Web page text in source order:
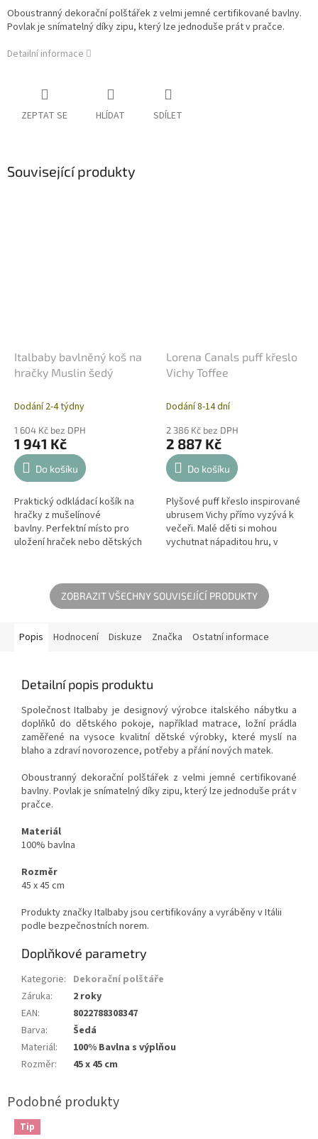
Oboustranný dekorační polštářek z velmi jemné certifikované bavlny.
Povlak je snímatelný díky zipu, který lze jednoduše prát v pračce.
Detailní informace
ZEPTAT SE HLÍDAT SDÍLET
Související produkty
Italbaby bavlněný koš na
hračky Muslin šedý
Dodání 2-4 týdny
1 604 Kč bez DPH
1 941 Kč
Do košíku
Praktický odkládací košík na
hračky z mušelínové
bavlny. Perfektní místo pro
uložení hraček nebo dětských
Lorena Canals puff křeslo
Vichy Toffee
Dodání 8-14 dní
2 386 Kč bez DPH
2 887 Kč
Do košíku
Plyšové puff křeslo inspirované
ubrusem Vichy přímo vyzývá k
večeři. Malé děti si mohou
vychutnat nápaditou hru, v
doplňkem...
ZOBRAZIT VŠECHNY SOUVISEJÍCÍ PRODUKTY
Popis Hodnocení Diskuze Značka Ostatní informace
Detailní popis produktu
Společnost Italbaby je designový výrobce italského nábytku a
doplňků do dětského pokoje, například matrace, ložní prádla
zaměřené na vysoce kvalitní dětské výrobky, které myslí na
blaho a zdraví novorozence, potřeby a přání nových matek.
Oboustranný dekorační polštářek z velmi jemné certifikované
bavlny. Povlak je snímatelný díky zipu, který lze jednoduše prát v
pračce.
Materiál
100% bavlna
Rozměr
45 x 45 cm
Produkty značky Italbaby jsou certifikovány a vyráběny v Itálii
podle bezpečnostních norem.
Doplňkové parametry
Kategorie: Dekorační polštáře
Záruka:
2 roky
EAN:
8022788308347
Barva:
Šedá
Materiál:
100% Bavlna s výplňou
Rozměr: 45 x 45 cm
Tip